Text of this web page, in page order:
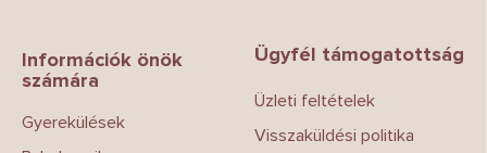
Információk önök
számára
Gyerekülések
Ügyfél támogatottság
Üzleti feltételek
Visszaküldési politika